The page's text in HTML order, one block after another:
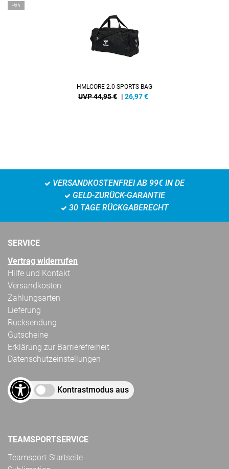
-40%
HMLCORE 2.0 SPORTS BAG
UVP 44,95 € | 26,97€
VERSANDKOSTENFREI AB 99€ IN DE
GELD-ZURÜCK-GARANTIE
30 TAGE RÜCKGABERECHT
SERVICE
Vertrag widerrufen
Hilfe und Kontakt
Versandkosten
Zahlungsarten
Lieferung
Rücksendung
Gutscheine
Erklärung zur Barrierefreiheit
Datenschutzeinstellungen
Kontrastmodus aus
TEAMSPORTSERVICE
Teamsport-Startseite